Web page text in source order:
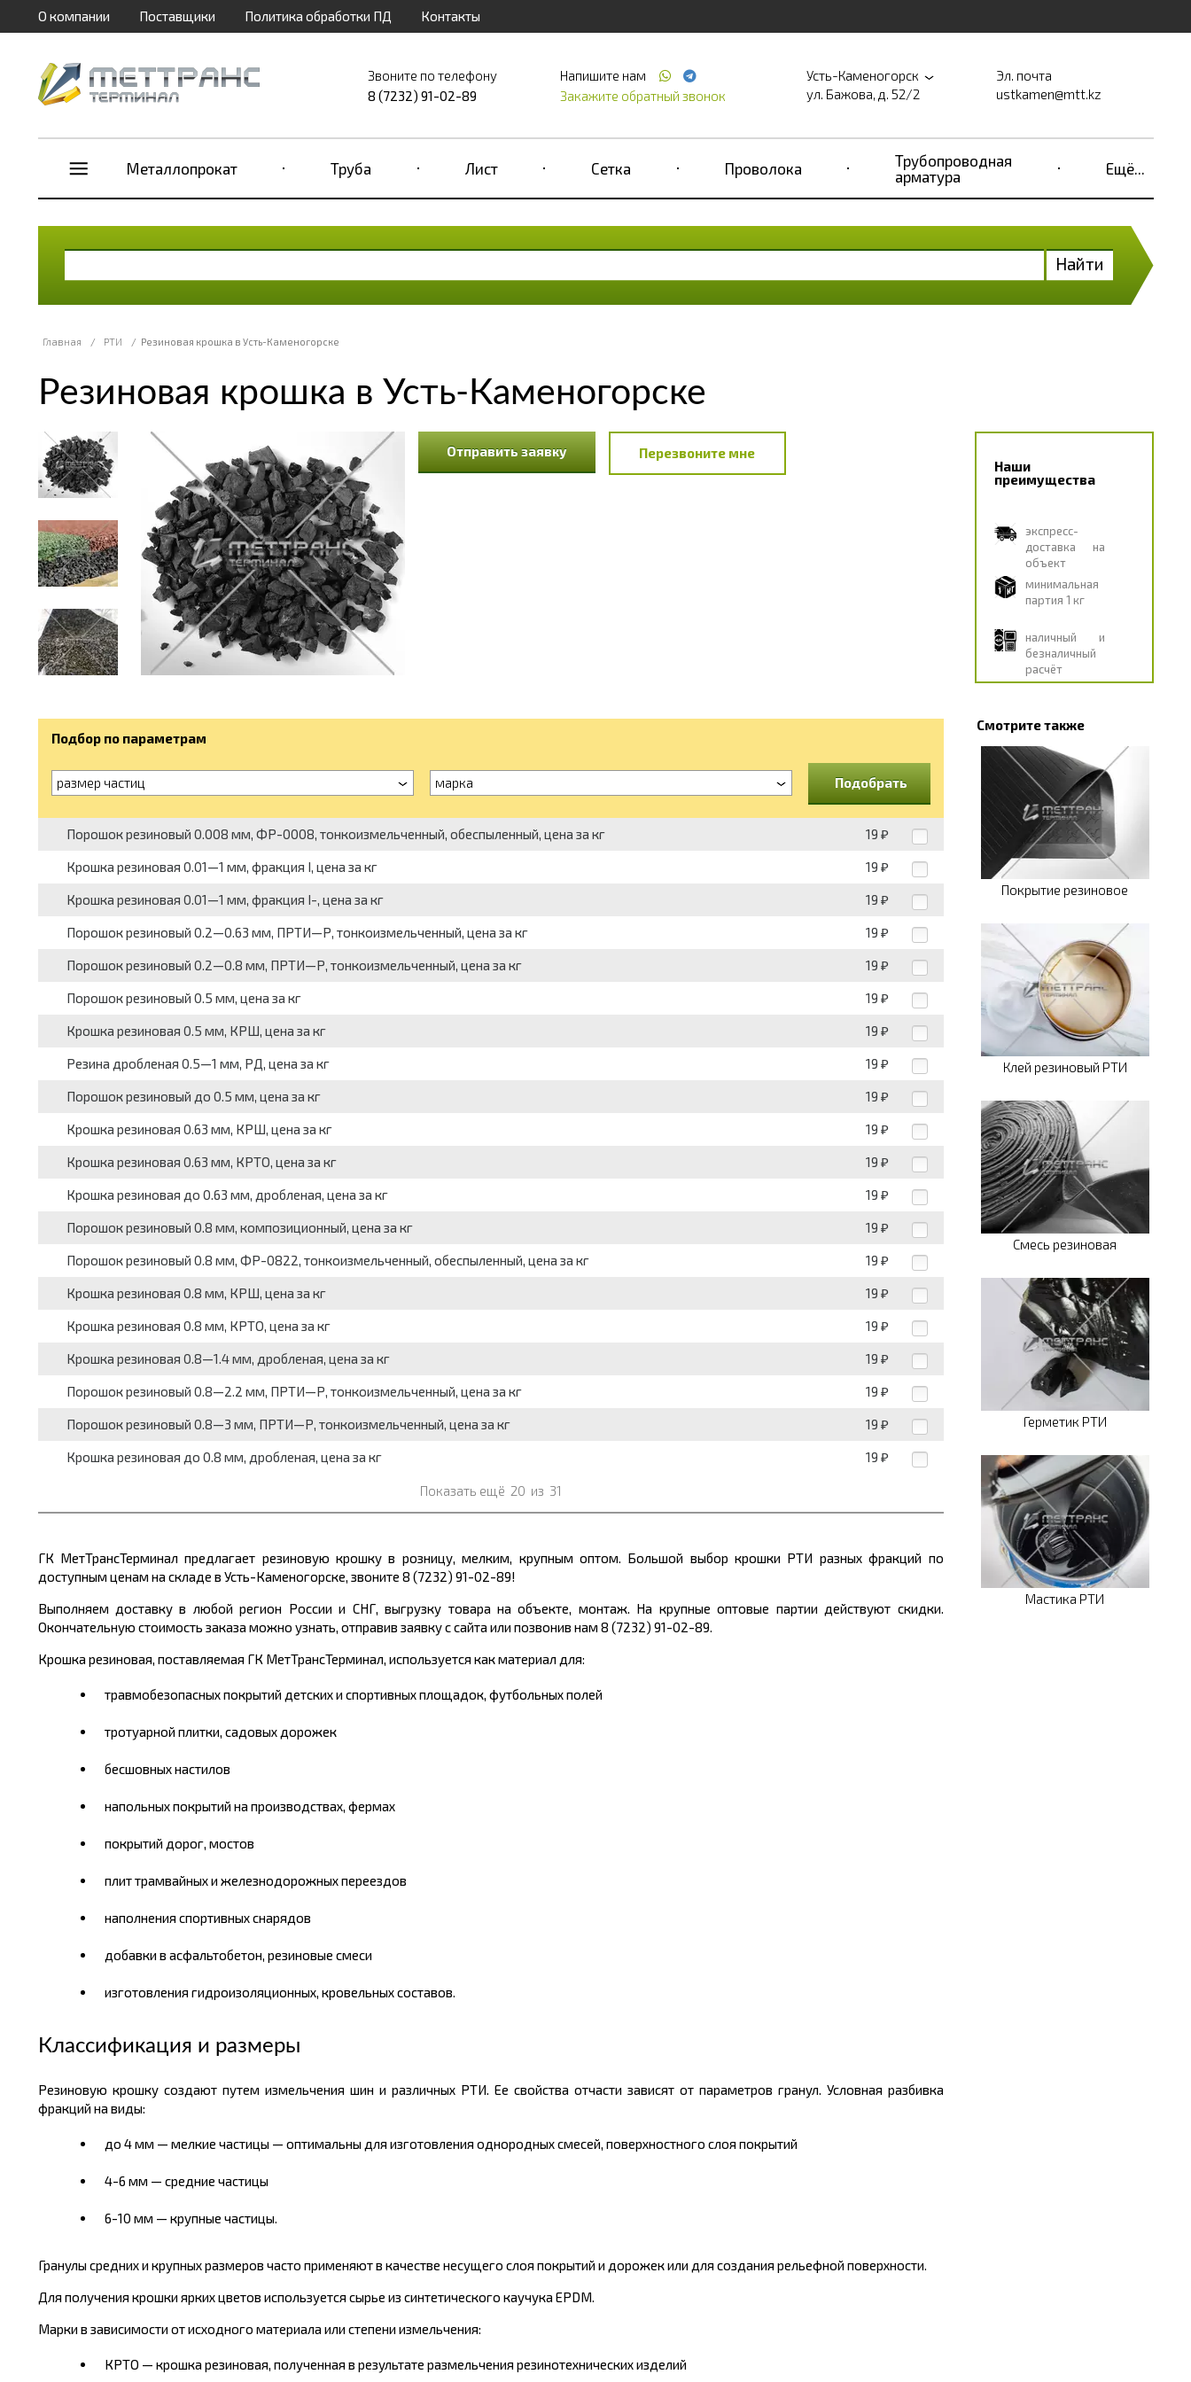
О компании Поставщики Политика обработки ПД Контакты
Звоните по телефону
8 (7232) 91-02-89
Напишите нам
Закажите обратный звонок
Усть-Каменогорск
ул. Бажова, д. 52/2
Эл. почта
ustkamen@mtt.kz
Металлопрокат Труба Лист Сетка Проволока
Трубопроводная
арматура
Ещё...
Найти
Главная / РТИ / Резиновая крошка в Усть-Каменогорске
Резиновая крошка в Усть-Каменогорске
Отправить заявку
Перезвоните мне
Наши
преимущества
экспресс-
доставка на
объект
минимальная
партия 1 кг
наличный и
безналичный
расчёт
Подбор по параметрам
размер частиц марка Подобрать
Порошок резиновый 0.008 мм, ФР-0008, тонкоизмельченный, обеспыленный, цена за кг 19 ₽
Крошка резиновая 0.01—1 мм, фракция I, цена за кг 19 ₽
Крошка резиновая 0.01—1 мм, фракция I-, цена за кг 19 ₽
Порошок резиновый 0.2—0.63 мм, ПРТИ—Р, тонкоизмельченный, цена за кг 19 ₽
Порошок резиновый 0.2—0.8 мм, ПРТИ—Р, тонкоизмельченный, цена за кг 19 ₽
Порошок резиновый 0.5 мм, цена за кг 19 ₽
Крошка резиновая 0.5 мм, КРШ, цена за кг 19 ₽
Резина дробленая 0.5—1 мм, РД, цена за кг 19 ₽
Порошок резиновый до 0.5 мм, цена за кг 19 ₽
Крошка резиновая 0.63 мм, КРШ, цена за кг 19 ₽
Крошка резиновая 0.63 мм, КРТО, цена за кг 19 ₽
Крошка резиновая до 0.63 мм, дробленая, цена за кг 19 ₽
Порошок резиновый 0.8 мм, композиционный, цена за кг 19 ₽
Порошок резиновый 0.8 мм, ФР-0822, тонкоизмельченный, обеспыленный, цена за кг 19 ₽
Крошка резиновая 0.8 мм, КРШ, цена за кг 19 ₽
Крошка резиновая 0.8 мм, КРТО, цена за кг 19 ₽
Крошка резиновая 0.8—1.4 мм, дробленая, цена за кг 19 ₽
Порошок резиновый 0.8—2.2 мм, ПРТИ—Р, тонкоизмельченный, цена за кг 19 ₽
Порошок резиновый 0.8—3 мм, ПРТИ—Р, тонкоизмельченный, цена за кг 19 ₽
Крошка резиновая до 0.8 мм, дробленая, цена за кг 19 ₽
Показать ещё 20 из 31
ГК МетТрансТерминал предлагает резиновую крошку в розницу, мелким, крупным оптом. Большой выбор крошки РТИ разных фракций по
доступным ценам на складе в Усть-Каменогорске, звоните 8 (7232) 91-02-89!
Выполняем доставку в любой регион России и СНГ, выгрузку товара на объекте, монтаж. На крупные оптовые партии действуют скидки.
Окончательную стоимость заказа можно узнать, отправив заявку с сайта или позвонив нам 8 (7232) 91-02-89.
Крошка резиновая, поставляемая ГК МетТрансТерминал, используется как материал для:
травмобезопасных покрытий детских и спортивных площадок, футбольных полей
тротуарной плитки, садовых дорожек
бесшовных настилов
напольных покрытий на производствах, фермах
покрытий дорог, мостов
плит трамвайных и железнодорожных переездов
наполнения спортивных снарядов
добавки в асфальтобетон, резиновые смеси
изготовления гидроизоляционных, кровельных составов.
Классификация и размеры
Резиновую крошку создают путем измельчения шин и различных РТИ. Ее свойства отчасти зависят от параметров гранул. Условная разбивка
фракций на виды:
до 4 мм — мелкие частицы — оптимальны для изготовления однородных смесей, поверхностного слоя покрытий
4-6 мм — средние частицы
6-10 мм — крупные частицы.
Гранулы средних и крупных размеров часто применяют в качестве несущего слоя покрытий и дорожек или для создания рельефной поверхности.
Для получения крошки ярких цветов используется сырье из синтетического каучука EPDM.
Марки в зависимости от исходного материала или степени измельчения:
КРТО — крошка резиновая, полученная в результате размельчения резинотехнических изделий
Смотрите также
Покрытие резиновое
Клей резиновый РТИ
Смесь резиновая
Герметик РТИ
Мастика РТИ